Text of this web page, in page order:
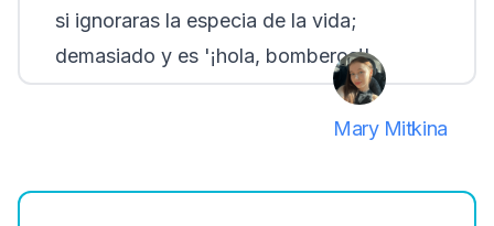
si ignoraras la especia de la vida;
demasiado y es '¡hola, bomberos!'
Mary Mitkina